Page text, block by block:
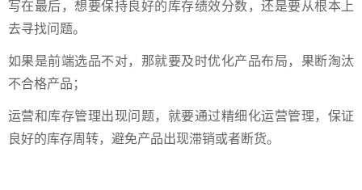
写在最后，想要保持良好的库存绩效分数，还是要从根本上
去寻找问题。
如果是前端选品不对，那就要及时优化产品布局，果断淘汰
不合格产品；
运营和库存管理出现问题，就要通过精细化运营管理，保证
良好的库存周转，避免产品出现滞销或者断货。